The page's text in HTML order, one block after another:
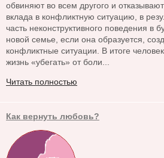
обвиняют во всем другого и
вклада в конфликтную ситуацию, в
часть неконструктивного поведения в
новой семье, если она образуется,
конфликтные ситуации. В итоге
жизнь «убегать» от боли...
Читать полностью
Как вернуть любовь?